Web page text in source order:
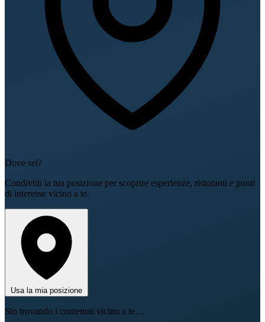
Dove sei?
Condividi la tua posizione per scoprire esperienze, ristoranti e punti
di interesse vicino a te.
Usa la mia posizione
Sto trovando i contenuti vicino a te…